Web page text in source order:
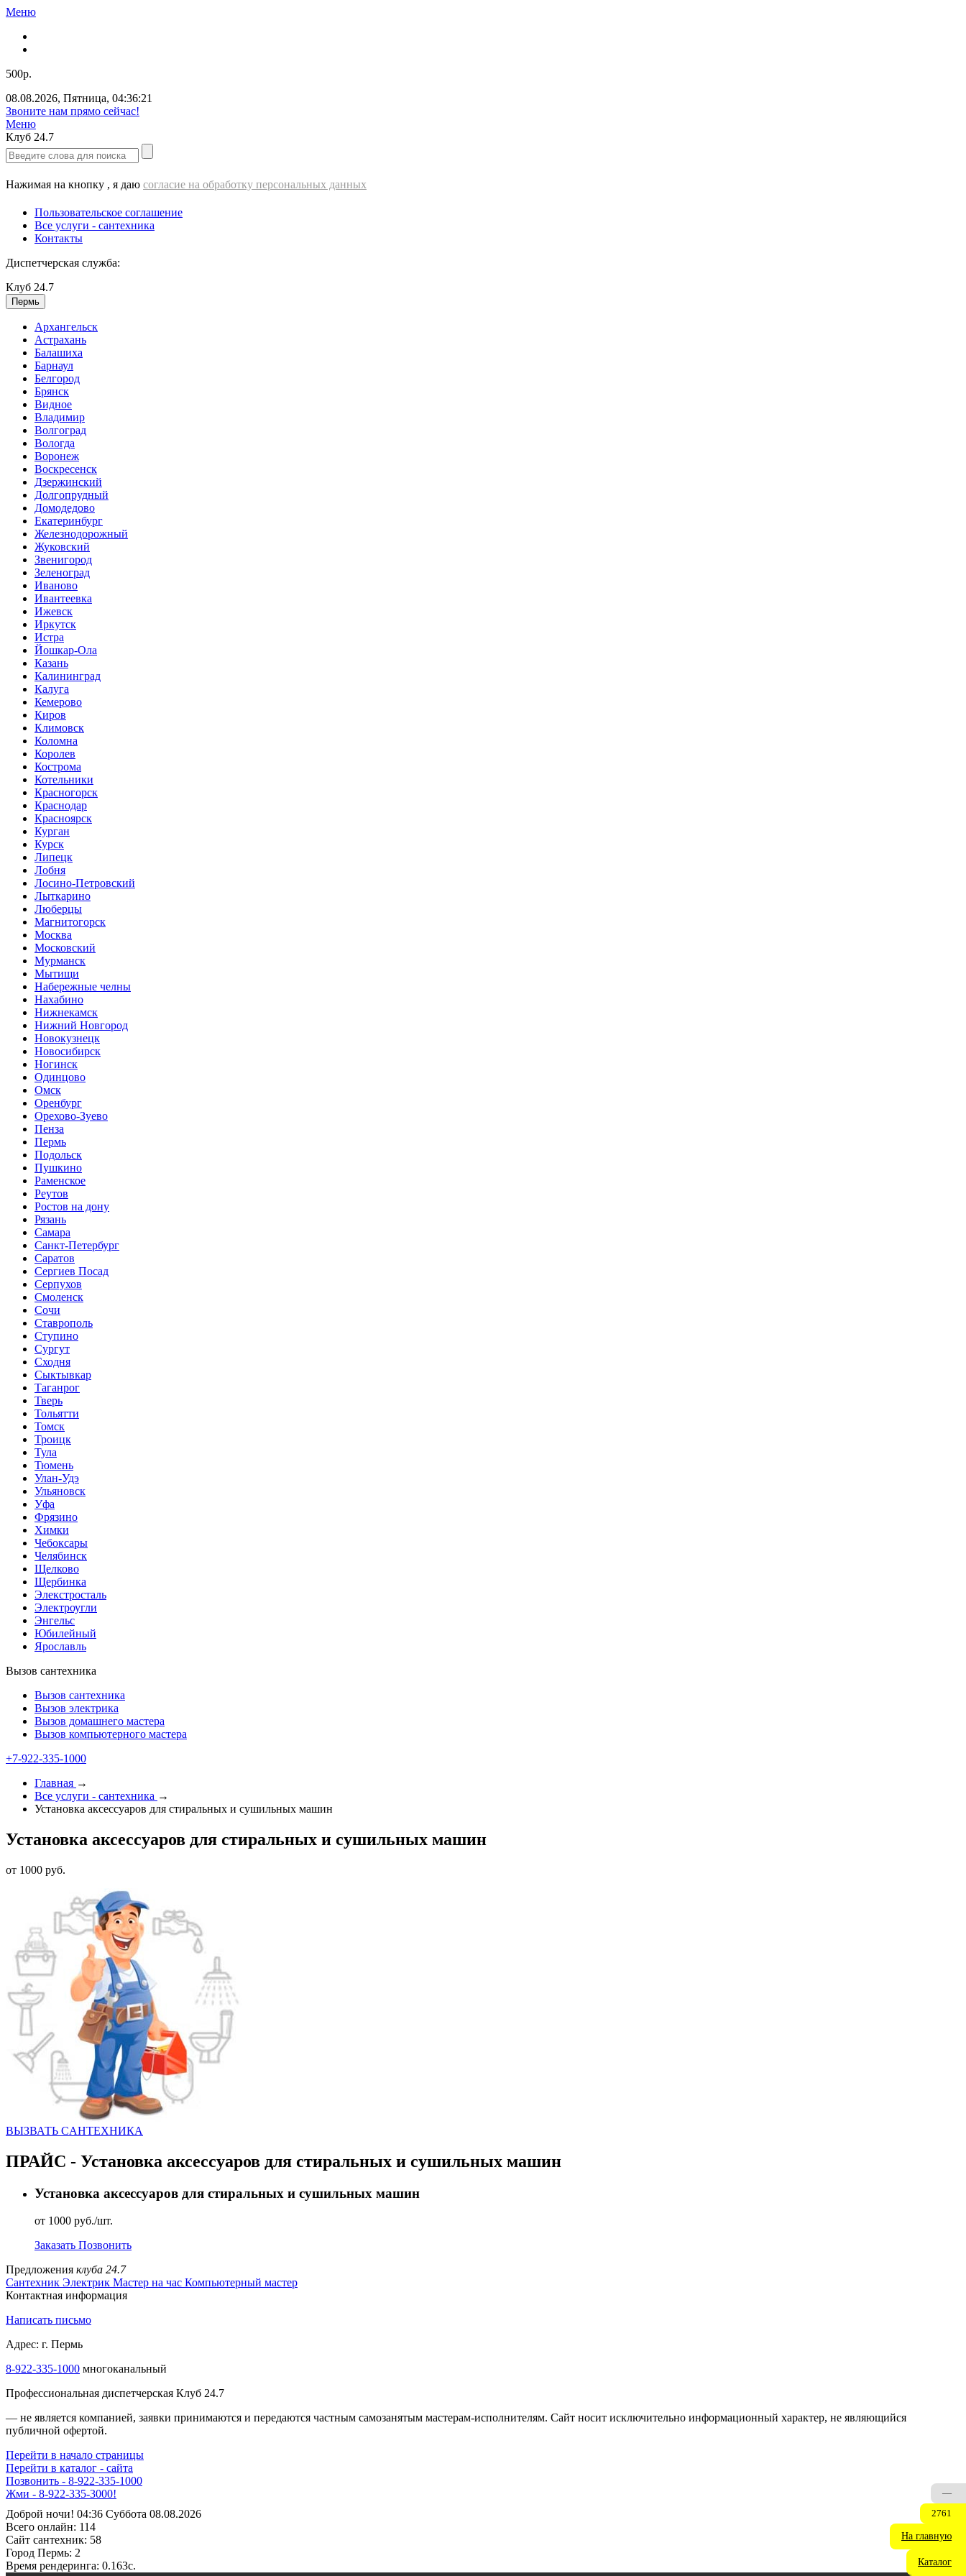
Меню
500р.
08.08.2026, Пятница, 04:36:21
Звоните нам прямо сейчас!
Меню
Клуб 24.7
Нажимая на кнопку , я даю согласие на обработку персональных данных
Пользовательское соглашение
Все услуги - cантехника
Контакты
Диспетчерская служба:
Клуб 24.7
Пермь
Архангельск
Астрахань
Балашиха
Барнаул
Белгород
Брянск
Видное
Владимир
Волгоград
Вологда
Воронеж
Воскресенск
Дзержинский
Долгопрудный
Домодедово
Екатеринбург
Железнодорожный
Жуковский
Звенигород
Зеленоград
Иваново
Ивантеевка
Ижевск
Иркутск
Истра
Йошкар-Ола
Казань
Калининград
Калуга
Кемерово
Киров
Климовск
Коломна
Королев
Кострома
Котельники
Красногорск
Краснодар
Красноярск
Курган
Курск
Липецк
Лобня
Лосино-Петровский
Лыткарино
Люберцы
Магнитогорск
Москва
Московский
Мурманск
Мытищи
Набережные челны
Нахабино
Нижнекамск
Нижний Новгород
Новокузнецк
Новосибирск
Ногинск
Одинцово
Омск
Оренбург
Орехово-Зуево
Пенза
Пермь
Подольск
Пушкино
Раменское
Реутов
Ростов на дону
Рязань
Самара
Санкт-Петербург
Саратов
Сергиев Посад
Серпухов
Смоленск
Сочи
Ставрополь
Ступино
Сургут
Сходня
Сыктывкар
Таганрог
Тверь
Тольятти
Томск
Троицк
Тула
Тюмень
Улан-Удэ
Ульяновск
Уфа
Фрязино
Химки
Чебоксары
Челябинск
Щелково
Щербинка
Элекстросталь
Электроугли
Энгельс
Юбилейный
Ярославль
Вызов сантехника
Вызов сантехника
Вызов электрика
Вызов домашнего мастера
Вызов компьютерного мастера
+7-922-335-1000
Главная →
Все услуги - cантехника →
Установка аксессуаров для стиральных и сушильных машин
Установка аксессуаров для стиральных и сушильных машин
от 1000 руб.
ВЫЗВАТЬ CАНТЕХНИКА
ПРАЙС - Установка аксессуаров для стиральных и сушильных машин
Установка аксессуаров для стиральных и сушильных машин
от 1000 руб./шт.
Заказать Позвонить
Предложения клуба 24.7
Сантехник Электрик Мастер на час Компьютерный мастер
Контактная информация
Написать письмо
Адрес: г. Пермь
8-922-335-1000 многоканальный
Профессиональная диспетчерская Клуб 24.7
— не является компанией, заявки принимаются и передаются частным самозанятым мастерам‑исполнителям. Сайт носит исключительно информационный характер, не являющийся
публичной офертой.
Перейти в начало страницы
Перейти в каталог - сайта
Позвонить - 8-922-335-1000
Жми - 8-922-335-3000!
Доброй ночи! 04:36 Суббота 08.08.2026
Всего онлайн: 114
Сайт cантехник: 58
Город Пермь: 2
Время рендеринга: 0.163c.
—
2761
На главную
Каталог